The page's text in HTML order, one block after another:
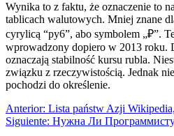
Wynika to z faktu, że oznaczenie to
tablicach walutowych. Mniej znane
cyrylicą “py6”, abo symbolem „₽”.
wprowadzony dopiero w 2013 roku.
oznaczają stabilność kursu rubla.
związku z rzeczywistością. Jednak
pochodzi do określenie.
Navegación
de
Anterior: Entrada
anterior:
Lista państw Azji
Siguiente: Siguiente
Нужна Ли